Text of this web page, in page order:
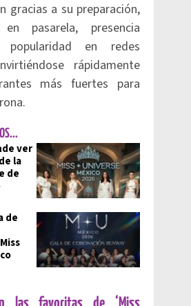
gracias a su preparación,
en pasarela, presencia
popularidad en redes
rápidamente
más fuertes para
ver
la
de
de